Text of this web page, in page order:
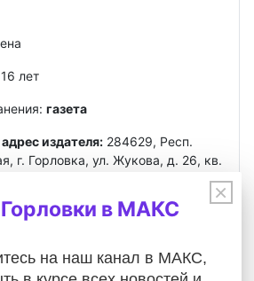
лет
газета
издателя: 284629, Респ.
г. Горловка, ул. Жукова, д. 26, кв.
Федеральной службой по
×
в МАКС
на наш канал в МАКС,